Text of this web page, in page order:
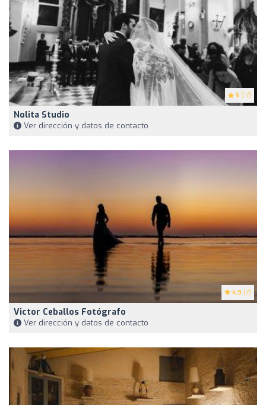
5 (17)
Nolita Studio
Ver dirección y datos de contacto
4.9 (7)
Victor Ceballos Fotógrafo
Ver dirección y datos de contacto